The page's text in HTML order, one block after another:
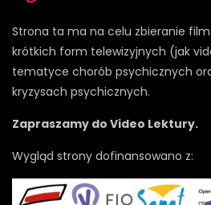
Strona ta ma na celu zbieranie
krótkich form telewizyjnych (jak
tematyce chorób psychicznych
kryzysach psychicznych.
Zapraszamy do Video Lektury.
Wygląd strony dofinansowano z: